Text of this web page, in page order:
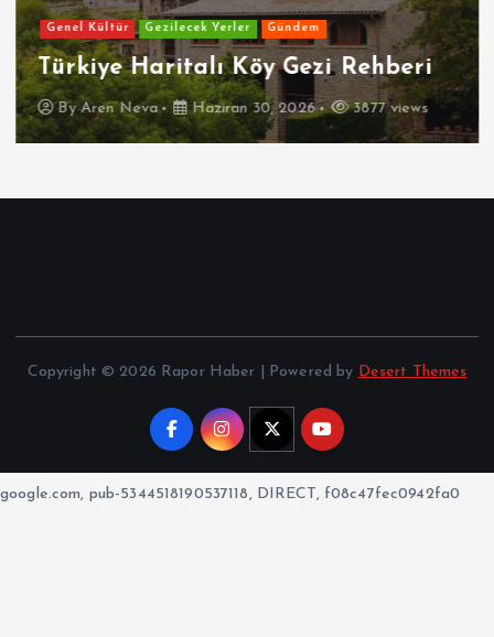
Genel Kültür Gezilecek Yerler Gündem
Türkiye Haritalı Köy Gezi Rehberi
ByAren Neva Haziran 30, 2026 3877 views
Copyright © 2026 Rapor Haber | Powered by Desert Themes
google.com, pub-5344518190537118, DIRECT, f08c47fec0942fa0